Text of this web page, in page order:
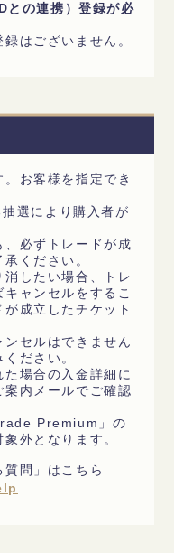
との連携）登録が必
はございません。
お客様を指定でき
選により購入者が
必ずトレードが成
ください。
したい場合、トレ
ャンセルをするこ
成立したチケット
セルはできません
ださい。
場合の入金詳細に
内メールでご確認
Premium」の
外となります。
問」はこちら